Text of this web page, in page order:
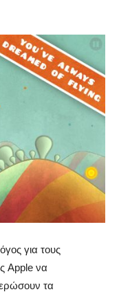
για τους
Apple να
τα